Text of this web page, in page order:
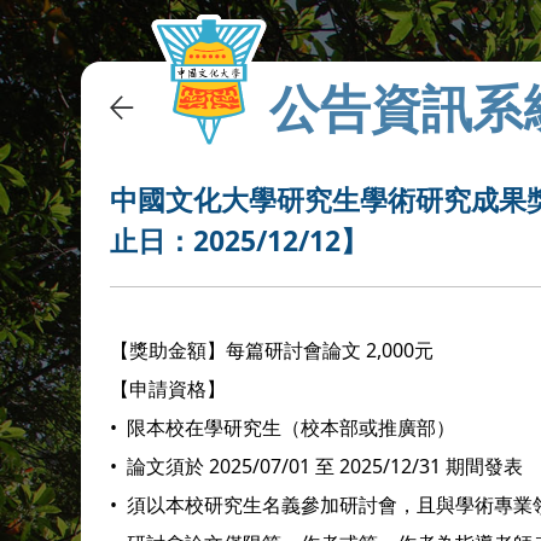
公告資訊系
中國文化大學研究生學術研究成
止日：2025/12/12】
【獎助金額】每篇研討會論文 2,000元
【申請資格】
• 限本校在學研究生（校本部或推廣部）
• 論文須於 2025/07/01 至 2025/12/31 期間發表
• 須以本校研究生名義參加研討會，且與學術專業